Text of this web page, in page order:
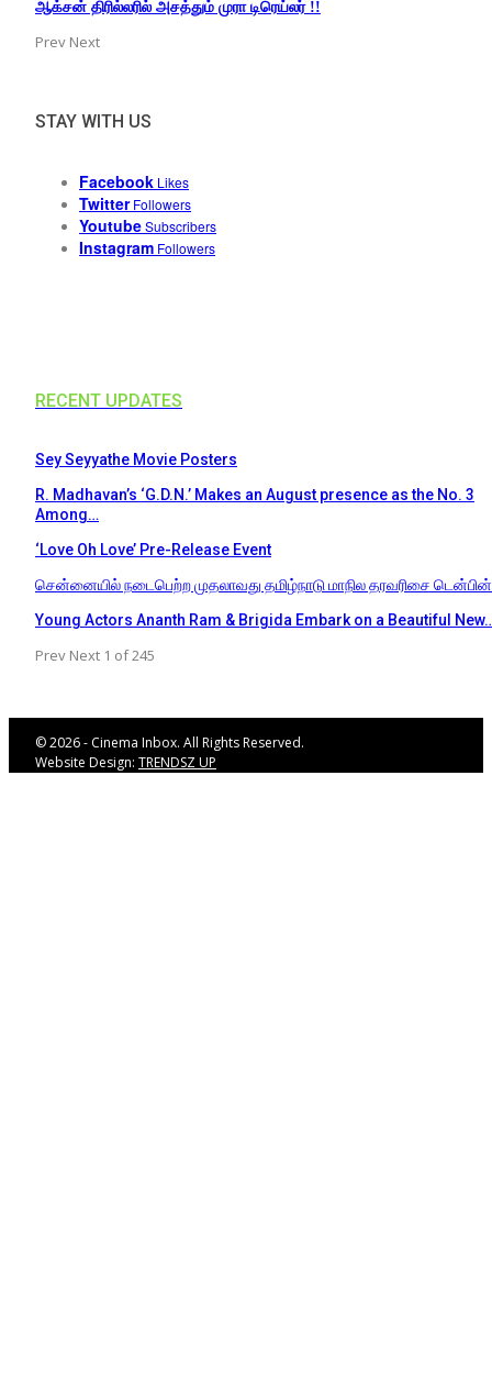
ஆக்சன் திரில்லரில் அசத்தும் முரா டிரெய்லர் !!
Prev Next
STAY WITH US
Facebook Likes
Twitter Followers
YoutubeSubscribers
Instagram Followers
RECENT UPDATES
Sey Seyyathe Movie Posters
R. Madhavan’s ‘G.D.N.’ Makes an August presence as the No. 3
Among…
‘Love Oh Love’ Pre-Release Event
சென்னையில் நடைபெற்ற முதலாவது தமிழ்நாடு மாநில தரவரிசை
Young Actors Ananth Ram & Brigida Embark on a Beautiful
Prev Next 1 of 245
© 2026 - Cinema Inbox. All Rights Reserved.
Website Design: TRENDSZ UP